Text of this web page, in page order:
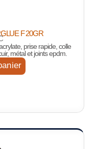
F 20GR
prise rapide, colle
métal et joints epdm.